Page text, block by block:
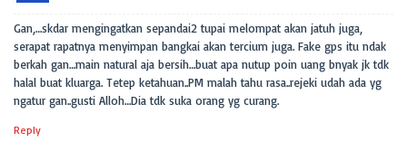
Gan,…skdar mengingatkan sepandai2 tupai melompat akan jatuh juga,
serapat rapatnya menyimpan bangkai akan tercium juga. Fake gps itu ndak
berkah gan…main natural aja bersih…buat apa nutup poin uang bnyak jk tdk
halal buat kluarga. Tetep ketahuan..PM malah tahu rasa..rejeki udah ada yg
ngatur gan..gusti Alloh…Dia tdk suka orang yg curang.
Reply